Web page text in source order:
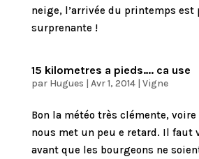
neige, l’arrivée du printemps est
surprenante !
15 kilometres a pieds…. ca use
par Hugues | Avr 1, 2014| Vigne
Bon la météo très clémente,
nous met un peu e retard. Il faut
avant que les bourgeons ne